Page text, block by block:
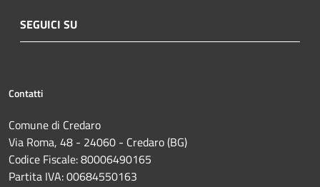
SEGUICI SU
Contatti
Comune di Credaro
Via Roma, 48 - 24060 - Credaro (BG)
Codice Fiscale: 80006490165
Partita IVA: 00684550163